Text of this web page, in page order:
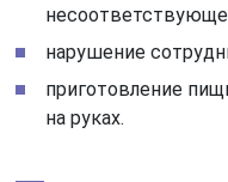
нарушение
приготовление
на руках.